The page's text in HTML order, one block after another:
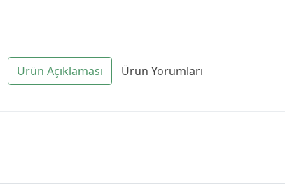
Ürün Açıklaması Ürün Yorumları